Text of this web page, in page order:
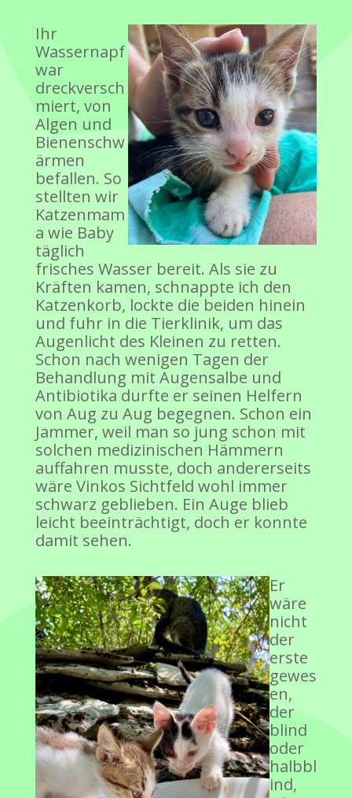
Ihr
Wassernapf
war
dreckversch
miert, von
Algen und
Bienenschw
ärmen
befallen. So
stellten wir
Katzenmam
a wie Baby
täglich
frisches Wasser bereit. Als sie zu
Kräften kamen, schnappte ich den
Katzenkorb, lockte die beiden hinein
und fuhr in die Tierklinik, um das
Augenlicht des Kleinen zu retten.
Schon nach wenigen Tagen der
Behandlung mit Augensalbe und
Antibiotika durfte er seinen Helfern
von Aug zu Aug begegnen. Schon ein
Jammer, weil man so jung schon mit
solchen medizinischen Hämmern
auffahren musste, doch andererseits
wäre Vinkos Sichtfeld wohl immer
schwarz geblieben. Ein Auge blieb
leicht beeinträchtigt, doch er konnte
damit sehen.
Er
wäre
nicht
der
erste
gewes
en,
der
blind
oder
halbbl
ind,